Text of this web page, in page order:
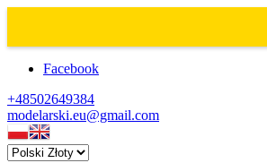
Facebook
+48502649384
modelarski.eu@gmail.com